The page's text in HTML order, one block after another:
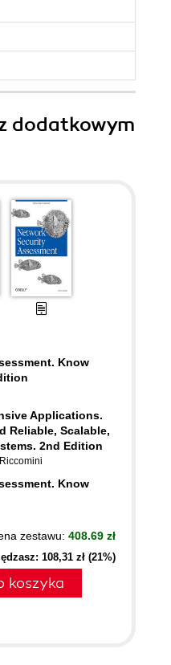
dodatkowym
Know
Applications.
Reliable, Scalable,
2nd Edition
Know
zestawu: 408.69 zł
108,31 zł (21%)
koszyka